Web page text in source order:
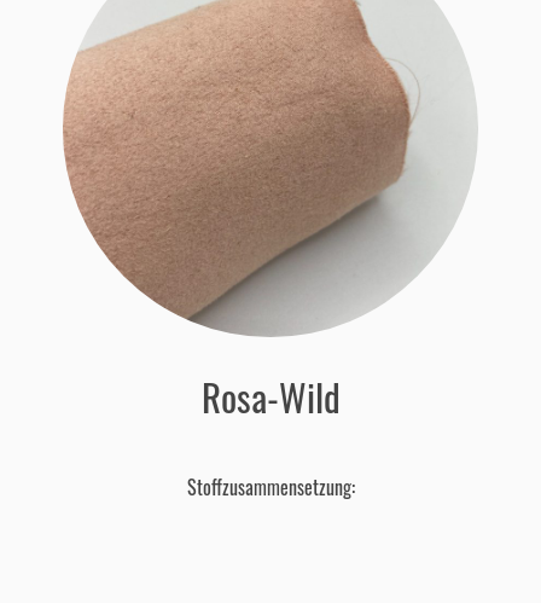
Rosa-Wild
Stoffzusammensetzung: